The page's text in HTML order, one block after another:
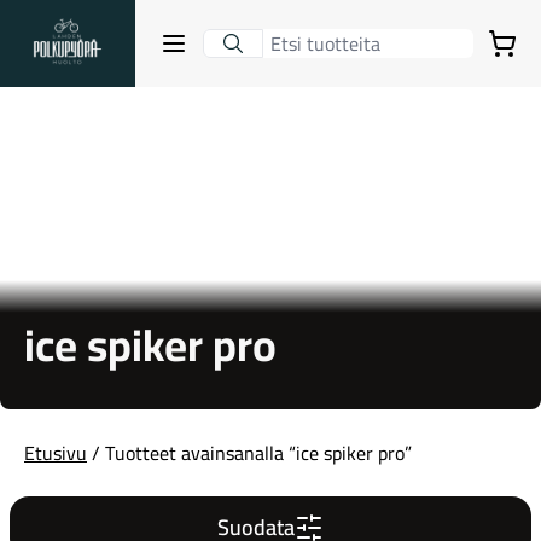
Lahden Polkupyörähuolto - etusivulle
Avaa sulje valikko
Gravel-pyörät
Ostoskori
ice spiker pro
Etusivu/ Tuotteet avainsanalla “ice spiker pro”
Suodata